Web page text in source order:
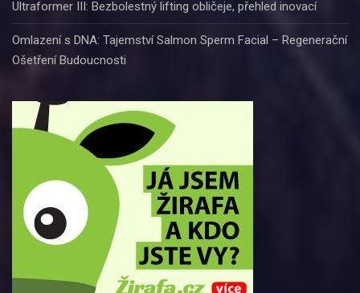
Ultraformer III: Bezbolestný lifting obličeje, přehled inovací
Omlazení s DNA: Tajemství Salmon Sperm Facial – Regenerační
Ošetření Budoucnosti